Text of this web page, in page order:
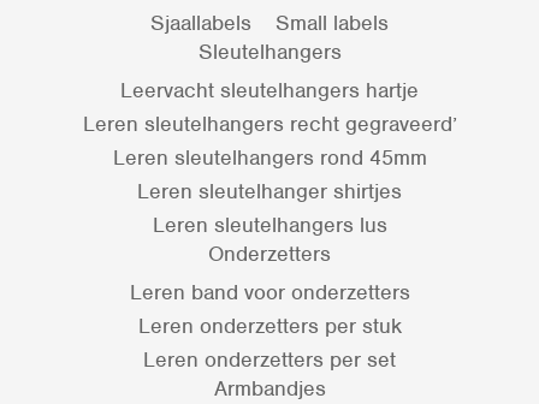
Sjaallabels
Small labels
Sleutelhangers
Leervacht sleutelhangers hartje
Leren sleutelhangers recht gegraveerd’
Leren sleutelhangers rond 45mm
Leren sleutelhanger shirtjes
Leren sleutelhangers lus
Onderzetters
Leren band voor onderzetters
Leren onderzetters per stuk
Leren onderzetters per set
Armbandjes